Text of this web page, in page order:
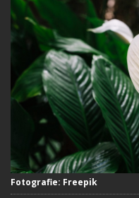
Fotografie: Freepik